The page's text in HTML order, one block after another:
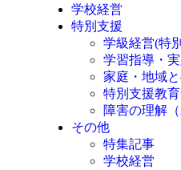
学校経営
特別支援
学級経営(特
学習指導・
家庭・地域
特別支援教
障害の理解
その他
特集記事
学校経営